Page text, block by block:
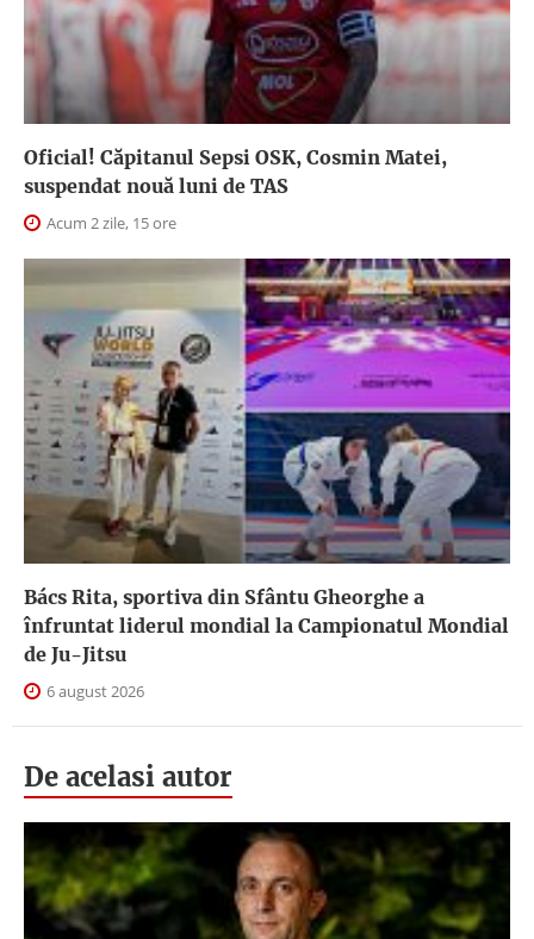
Oficial! Căpitanul Sepsi OSK, Cosmin Matei,
suspendat nouă luni de TAS
Acum 2 zile, 15 ore
Bács Rita, sportiva din Sfântu Gheorghe a
înfruntat liderul mondial la Campionatul Mondial
de Ju-Jitsu
6 august 2026
De acelasi autor